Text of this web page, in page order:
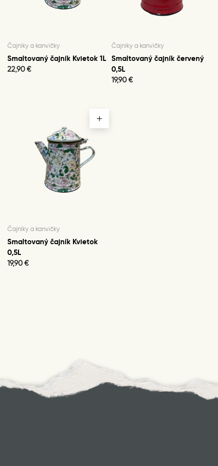
Čajníky a kanvičky
Smaltovaný čajník Kvietok 1L
22,90 €
Čajníky a kanvičky
Smaltovaný čajník červený
0,5L
19,90 €
Čajníky a kanvičky
Smaltovaný čajník Kvietok
0,5L
19,90 €